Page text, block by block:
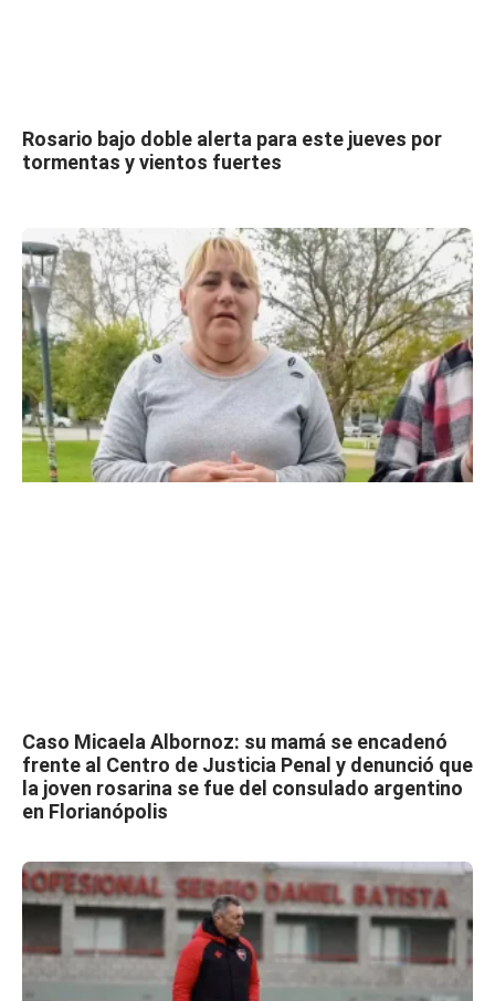
Rosario bajo doble alerta para este jueves por
tormentas y vientos fuertes
Caso Micaela Albornoz: su mamá se encadenó
frente al Centro de Justicia Penal y denunció que
la joven rosarina se fue del consulado argentino
en Florianópolis